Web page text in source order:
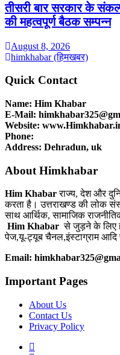
तीसरी बार सरकार के
की महत्वपूर्ण बैठक सम्पन्न
August 8, 2026
himkhabar (हिमखबर)
Quick Contact
Name: Him Khabar
E-Mail:
Website:
Phone:
Address: Dehradun, uk
About Himkhabar
Him Khabarराज्य, देश और
करता है। उत्तराखण्ड की लोक
साथ आर्थिक, सामाजिक
Him Khabar से जुड़ने के लिए
पेज,यू-ट्यूब चैनल,इंस्टाग्राम आदि
Email:
Important Pages
About Us
Contact Us
Privacy Policy